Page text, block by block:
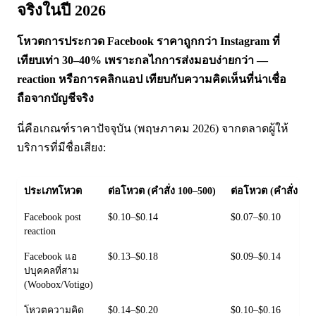
จริงในปี 2026
โหวตการประกวด Facebook ราคาถูกกว่า Instagram ที่
เทียบเท่า 30–40% เพราะกลไกการส่งมอบง่ายกว่า —
reaction หรือการคลิกแอป เทียบกับความคิดเห็นที่น่าเชื่อ
ถือจากบัญชีจริง
นี่คือเกณฑ์ราคาปัจจุบัน (พฤษภาคม 2026) จากตลาดผู้ให้
บริการที่มีชื่อเสียง:
ประเภทโหวต ต่อโหวต (คำสั่ง 100–500) ต่อโหวต (คำสั่ง
Facebook post
reaction
$0.10–$0.14 $0.07–$0.10
Facebook แอ
ปบุคคลที่สาม
(Woobox/Votigo)
$0.13–$0.18 $0.09–$0.14
โหวตความคิด
$0.14–$0.20 $0.10–$0.16